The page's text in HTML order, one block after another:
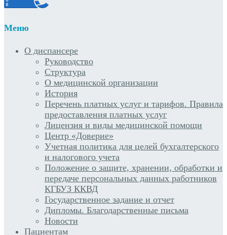
Меню
О диспансере
Руководство
Структура
О медицинской организации
История
Перечень платных услуг и тарифов. Правила
предоставления платных услуг
Лицензия и виды медицинской помощи
Центр «Доверие»
Учетная политика для целей бухгалтерского
и налогового учета
Положение о защите, хранении, обработки и
передаче персональных данных работников
КГБУЗ ККВД
Государственное задание и отчет
Дипломы. Благодарственные письма
Новости
Пациентам